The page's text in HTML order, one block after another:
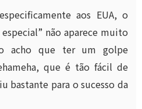
aos EUA, o
não aparece muito
acho que ter um golpe
que é tão fácil de
bastante para o sucesso da